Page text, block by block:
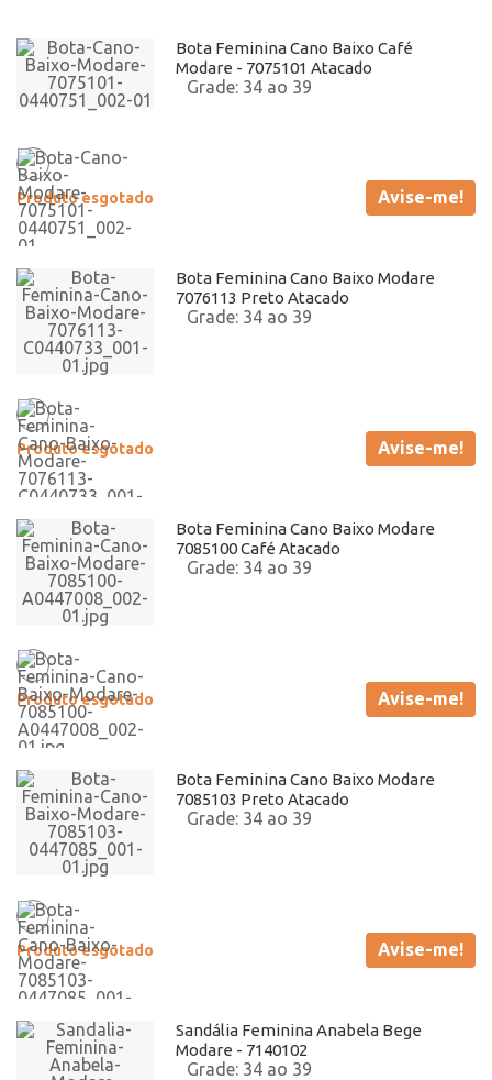
Bota Feminina Cano Baixo Café
Modare - 7075101 Atacado
34 ao 39
Produto esgotado Avise-me!
Bota Feminina Cano Baixo Modare
7076113 Preto Atacado
34 ao 39
Produto esgotado Avise-me!
Bota Feminina Cano Baixo Modare
7085100 Café Atacado
34 ao 39
Produto esgotado Avise-me!
Bota Feminina Cano Baixo Modare
7085103 Preto Atacado
34 ao 39
Produto esgotado Avise-me!
Sandália Feminina Anabela Bege
Modare - 7140102
34 ao 39